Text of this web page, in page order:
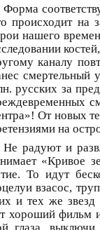
Форма
происходит на
нашего
каналу
смертельный
русских за
От новых
на
Не радуют и
«Кривое
То идут
взасос,
и тех же
хороший фильм
глаза,